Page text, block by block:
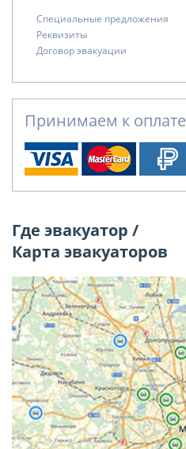
Специальные предложения
Реквизиты
Договор эвакуации
Принимаем к оплате
Где эвакуатор /
Карта эвакуаторов